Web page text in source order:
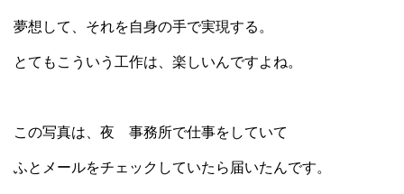
夢想して、それを自身の手で実現する。
とてもこういう工作は、楽しいんですよね。
この写真は、夜 事務所で仕事をしていて
ふとメールをチェックしていたら届いたんです。